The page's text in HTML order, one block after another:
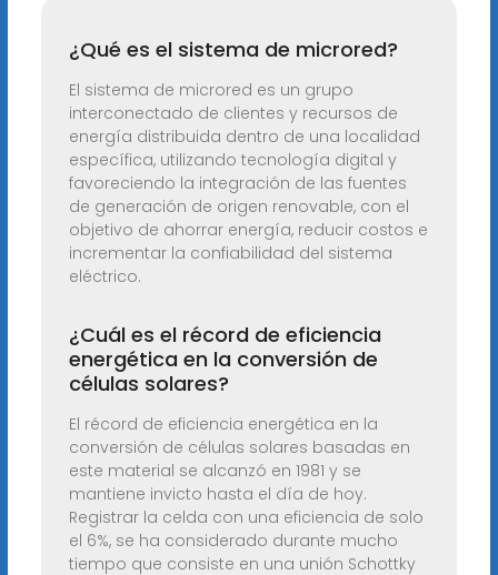
¿Qué es el sistema de microred?
El sistema de microred es un grupo
interconectado de clientes y recursos de
energía distribuida dentro de una localidad
específica, utilizando tecnología digital y
favoreciendo la integración de las fuentes
de generación de origen renovable, con el
objetivo de ahorrar energía, reducir costos e
incrementar la confiabilidad del sistema
eléctrico.
¿Cuál es el récord de eficiencia
energética en la conversión de
células solares?
El récord de eficiencia energética en la
conversión de células solares basadas en
este material se alcanzó en 1981 y se
mantiene invicto hasta el día de hoy.
Registrar la celda con una eficiencia de solo
el 6%, se ha considerado durante mucho
tiempo que consiste en una unión Schottky